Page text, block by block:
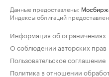
Данные предоставлены:
Индексы облигаций
Информация об ограничениях
О соблюдении авторских прав
Пользовательское соглашение
Политика в отношении